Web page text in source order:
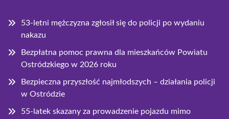
53-letni mężczyzna zgłosił się do policji po wydaniu
nakazu
Bezpłatna pomoc prawna dla mieszkańców Powiatu
Ostródzkiego w 2026 roku
Bezpieczna przyszłość najmłodszych – działania policji
w Ostródzie
55-latek skazany za prowadzenie pojazdu mimo